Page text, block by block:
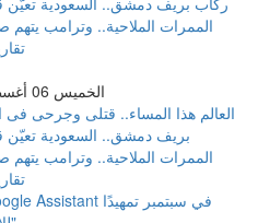
الخميس 06 أغسطس 2026 11:27 مساءً
العالم هذا المساء.. قتلى وجرحى
بريف دمشق.. السعودية تعيّن
الممرات الملاحية.. وترامب